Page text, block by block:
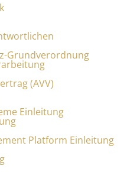
Grundverordnung
(AVV)
Einleitung
Platform Einleitung